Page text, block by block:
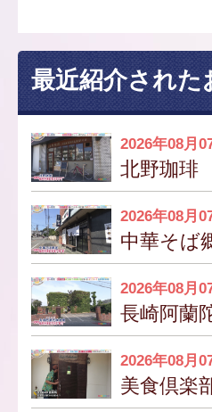
最近紹介された
2026年08月
北野珈琲
2026年08月
中華そば
2026年08月
長崎阿蘭
2026年08月
美食倶楽